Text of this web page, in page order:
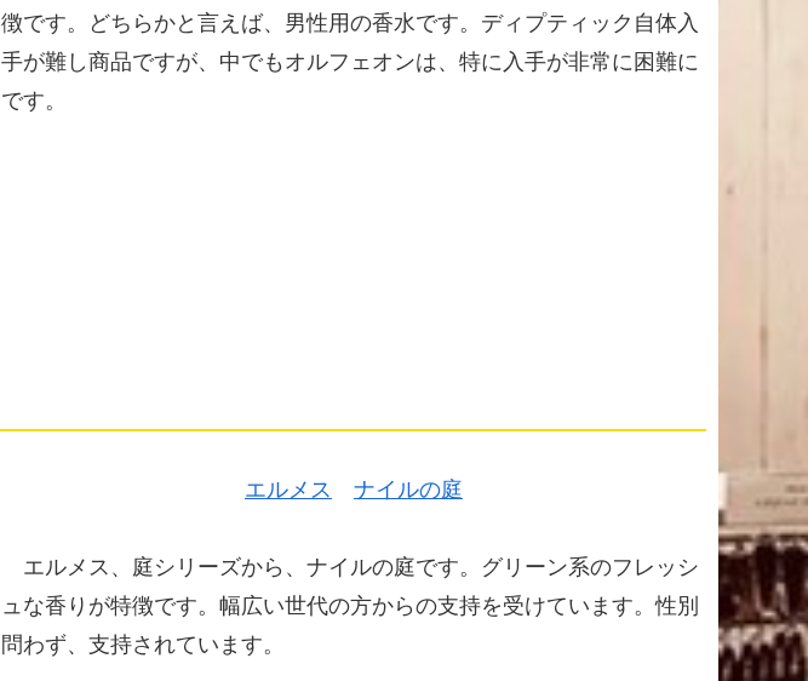
徴です。どちらかと言えば、男性用の香水です。ディプティック自体入
手が難し商品ですが、中でもオルフェオンは、特に入手が非常に困難に
です。
エルメス ナイルの庭
エルメス、庭シリーズから、ナイルの庭です。グリーン系のフレッシ
ュな香りが特徴です。幅広い世代の方からの支持を受けています。性別
問わず、支持されています。